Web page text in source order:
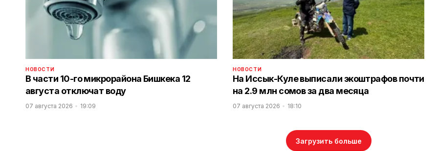
НОВОСТИ
В части 10-го микрорайона Бишкека 12
августа отключат воду
07 августа 2026 19:09
НОВОСТИ
На Иссык-Куле выписали экоштрафов почти
на 2.9 млн сомов за два месяца
07 августа 2026 18:10
Загрузить больше